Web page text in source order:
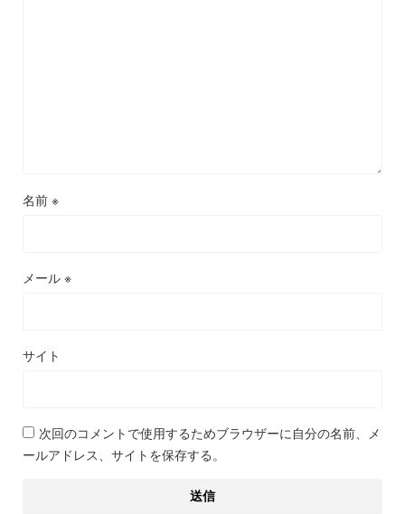
名前 ※
メール ※
サイト
次回のコメントで使用するためブラウザーに自分の名前、メ
ールアドレス、サイトを保存する。